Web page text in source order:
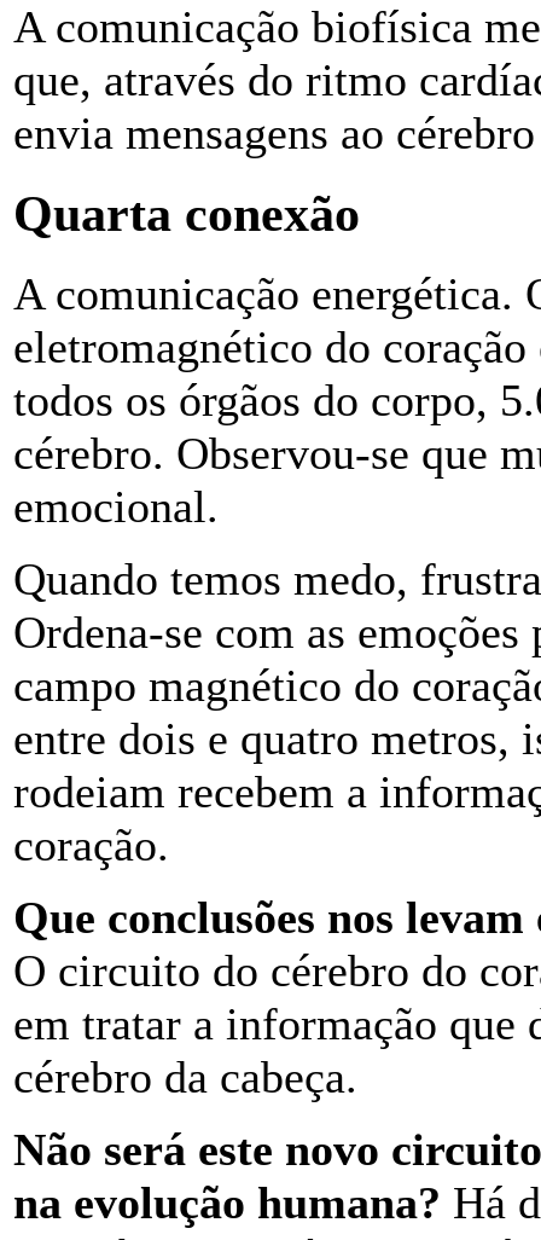
A comunicação biofísica
que, através do ritmo
envia mensagens ao
Quarta conexão
A comunicação energética.
eletromagnético do
todos os órgãos do corpo,
cérebro. Observou-se que
emocional.
Quando temos medo,
Ordena-se com as
campo magnético do
entre dois e quatro metros,
rodeiam recebem a
coração.
Que conclusões nos levam
O circuito do cérebro do
em tratar a informação que
cérebro da cabeça.
Não será este novo
na evolução humana? Há